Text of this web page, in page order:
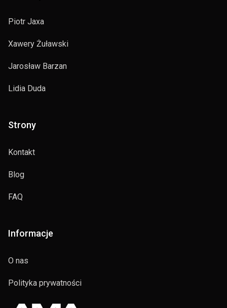
Piotr Jaxa
Xawery Żuławski
Jarosław Barzan
Lidia Duda
Strony
Kontakt
Blog
FAQ
Informacje
O nas
Polityka prywatności